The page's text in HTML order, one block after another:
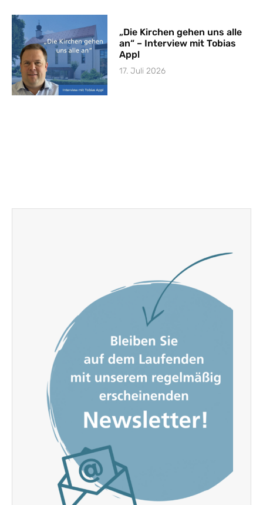
„Die Kirchen gehen uns alle
an“ – Interview mit Tobias
Appl
17. Juli 2026